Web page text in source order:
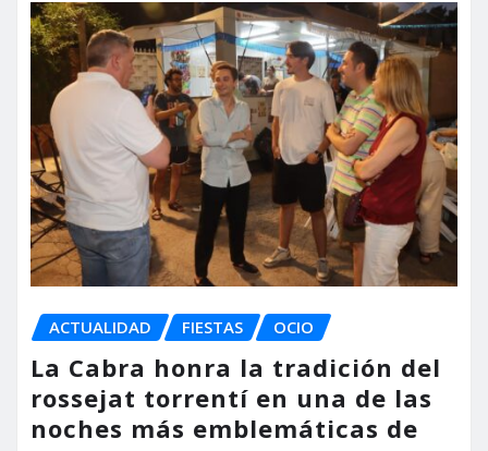
ACTUALIDAD FIESTAS OCIO
La Cabra honra la tradición del
rossejat torrentí en una de las
noches más emblemáticas de